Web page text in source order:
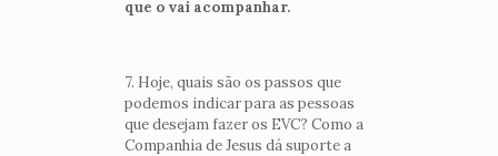
que o vai acompanhar.
7. Hoje, quais são os passos que
podemos indicar para as pessoas
que desejam fazer os EVC? Como a
Companhia de Jesus dá suporte a